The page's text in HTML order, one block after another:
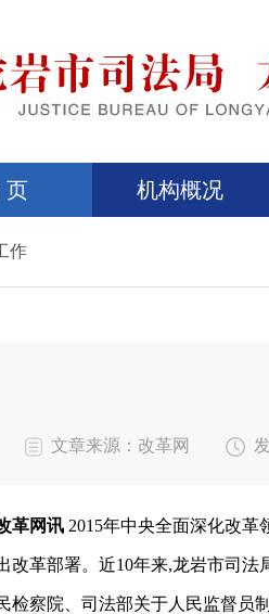
页 机构概况
作
文章来源：改革网
革网讯 2015年中央全面深化改
改革部署。近10年来,龙岩市司
检察院、司法部关于人民监督员